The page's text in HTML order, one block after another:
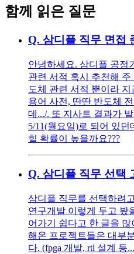
함께 읽은 질문
Q. 삼디플 직무 면접
안녕하세요. 삼디플 공정
관련 서적 혹시 추천해
도체 관련 서적 뿐이라
용어 사전, 딴딴 반도체
데.../. 또 지사트 결과가
5/11(월요일)로 되어 있
힐 확률이 높을까요???
Q. 삼디플 직무 선택
삼디플 직무를 선택하려
연구개발 이렇게 두고 봤
어가기 쉽다고 한 글을
해온 프로젝트들은 대부
다. (fpga 개발, rtl 설계 등